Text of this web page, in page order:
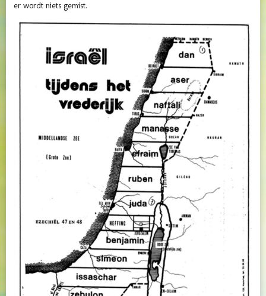
er wordt niets gemist.